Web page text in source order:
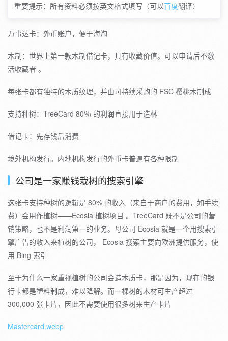
重要提示：所有资料必须按英文格式填写（可以百度翻译）
万事达卡：外币账户，便于海淘
木制：世界上第一款木制借记卡，具有收藏价值。可以申请后不激
活收藏者 。
每张卡都有独特的木质纹理，并由可持续采购的 FSC 樱桃木制成
支持种树：TreeCard 80％ 的利润直接用于造林
借记卡：先存钱后消费
境外机构发行。内地机构发行的外币卡普遍有各种限制
公司是一家赚钱栽树的搜索引擎
这张卡支持种树的逻辑是 80% 的收入（来自于商户的费用，如手续
费）会用作植树——Ecosia 植树项目 。TreeCard 既不是公司的营
销策略，也不是利润第一的业务。母公司 Ecosia 就是一个用搜索引
擎广告的收入来植树的公司， Ecosia 搜索主要向欧洲提供服务，使
用 Bing 索引
至于为什么一家重视植树的公司会造木质卡，那是因为，现在的银
行卡都是塑料制成，难以降解。而一棵树的木材可生产超过
300,000 张卡片，因此不需要使用很多树来生产卡片
Mastercard.webp